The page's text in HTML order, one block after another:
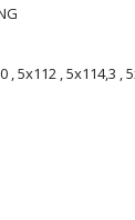
,5x112 ,5x114,3 ,